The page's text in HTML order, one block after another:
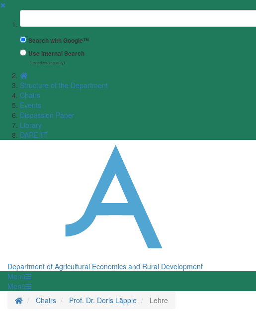
✖
Suchbegriff
Search with Google™
Use Internal Search
(limited result quality)
Structure of the Department
Chairs
Events
Discussion Paper
Library
DARE-IT
Department of Agricultural Economics and Rural Development
Menü
Menü
Homepage
Chairs Prof. Dr. Doris Läpple Lehre